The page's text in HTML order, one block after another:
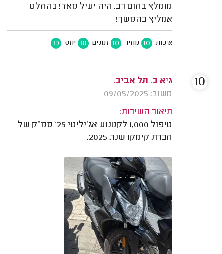
מומלץ בחום רב. היה יעיל מאד! בהחלט
אמליץ בהמשך!
איכות 10 מחיר 10 זמנים 10 יחס 10
גיא ב. תל אביב.
משוב: 09/05/2025
תיאור השירות:
טיפול 1,000 לקטנוע אג׳יליטי 125 סמ״ק של
חברת קימקו שנת 2025.
10